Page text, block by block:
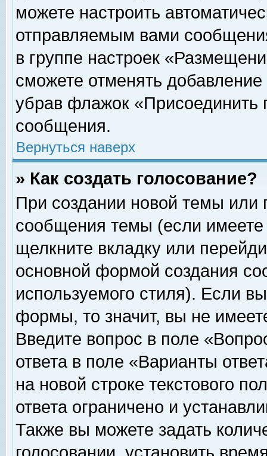
можете настроить
отправляемым вами
в группе настроек
сможете отменять
убрав флажок «Присоединить
сообщения.
Вернуться наверх
» Как создать голосование?
При создании новой темы или
сообщения темы (если
щелкните вкладку или
основной формой создания
используемого стиля). Если
формы, то значит, вы не
Введите вопрос в поле
ответа в поле «Варианты
на новой строке текстового
ответа ограничено и
Также вы можете задать